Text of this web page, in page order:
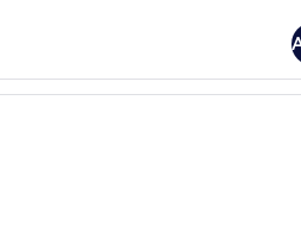
lits, un mur d’accent de couleur